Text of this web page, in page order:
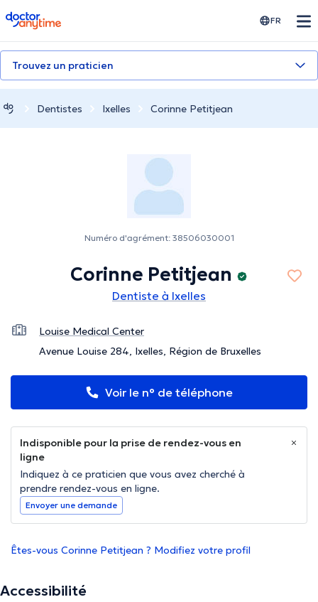
doctoranytime FR
Trouvez un praticien
Dentistes Ixelles Corinne Petitjean
Numéro d'agrément: 38506030001
Corinne Petitjean
Dentiste à Ixelles
Louise Medical Center
Avenue Louise 284, Ixelles, Région de Bruxelles
Voir le n° de téléphone
Indisponible pour la prise de rendez-vous en
ligne
Indiquez à ce praticien que vous avez cherché à
prendre rendez-vous en ligne.
Envoyer une demande
Êtes-vous Corinne Petitjean ? Modifiez votre profil
Accessibilité